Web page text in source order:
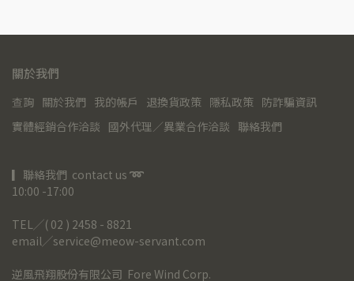
關於我們
查詢 關於我們 我的帳戶 退換貨政策 隱私政策 防詐騙資訊
實體經銷合作洽談 國外代理／異業合作洽談 聯絡我們
▎聯絡我們  contact us ➿
10:00 -17:00
TEL╱( 02 ) 2458 - 8821
email╱service@meow-servant.com
逆風飛翔股份有限公司  Fore Wind Corp.